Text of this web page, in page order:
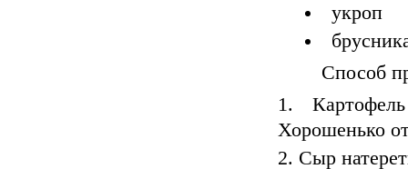
укроп
Способ
Хорошенько
Сыр